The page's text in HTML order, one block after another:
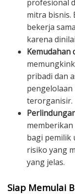
profesional
mitra bisnis.
bekerja
karena
Kemudahan
pribadi dan
pengelolaan
terorganisir.
bagi pemilik
risiko yang
yang jelas.
Siap Memulai